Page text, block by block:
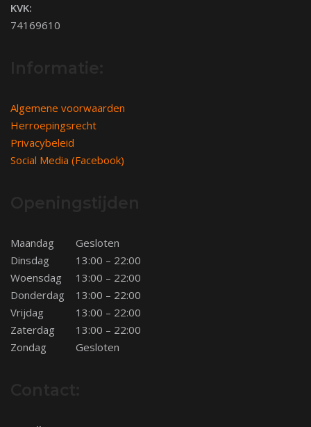
KVK:
74169610
Algemene voorwaarden
Herroepingsrecht
Privacybeleid
Social Media (Facebook)
Maandag
Gesloten
Dinsdag
13:00 – 22:00
Woensdag
13:00 – 22:00
Donderdag
13:00 – 22:00
Vrijdag
13:00 – 22:00
Zaterdag
13:00 – 22:00
Zondag
Gesloten